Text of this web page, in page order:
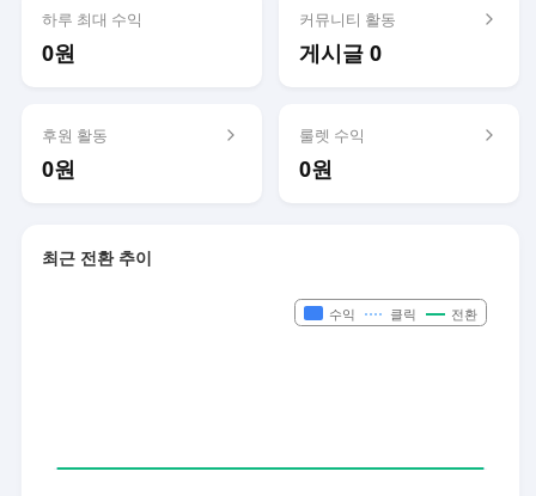
하루 최대 수익
0원
커뮤니티 활동
게시글 0
후원 활동
0원
룰렛 수익
0원
최근 전환 추이